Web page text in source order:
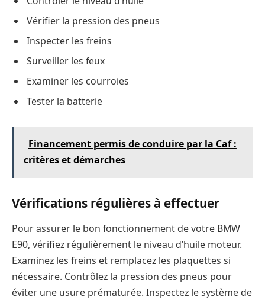
Vérifier la pression des pneus
Inspecter les freins
Surveiller les feux
Examiner les courroies
Tester la batterie
Financement permis de conduire par la Caf :
critères et démarches
Vérifications régulières à effectuer
Pour assurer le bon fonctionnement de votre BMW
E90, vérifiez régulièrement le niveau d’huile moteur.
Examinez les freins et remplacez les plaquettes si
nécessaire. Contrôlez la pression des pneus pour
éviter une usure prématurée. Inspectez le système de